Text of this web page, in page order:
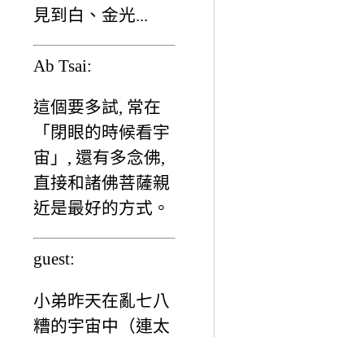
見到白、金光...
Ab Tsai:
這個要多試, 常在
「閉眼的時候看宇
宙」, 還有多念佛,
直接和諸佛菩薩親
近是最好的方式。
guest:
小弟昨天在亂七八
糟的宇宙中（連太